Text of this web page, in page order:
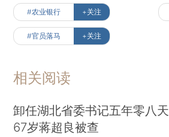
#农业银行 +关注
#官员落马 +关注
相关阅读
卸任湖北省委书记五年零八天
67岁蒋超良被查